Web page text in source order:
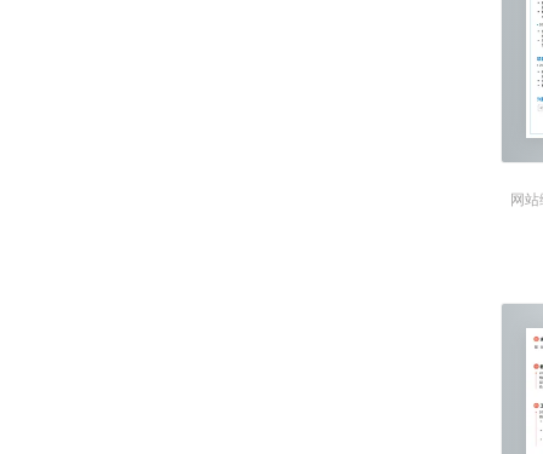
● 根据国外用户的操作习惯，设计
● 提供用户使用场景，设计网页功
● 参与与欧洲运营商HUE的联调测
● 与国际部合作，成功交付该项目
网